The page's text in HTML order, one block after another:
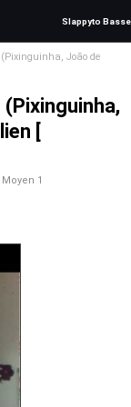
Slappyto Basse
João de
[
Moyen 1